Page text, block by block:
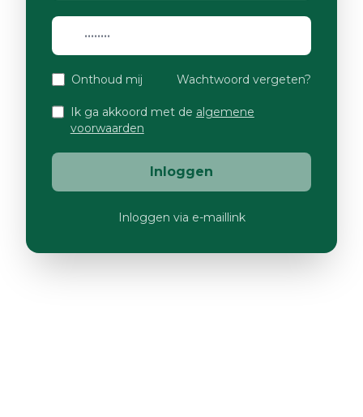
Onthoud mij Wachtwoord vergeten?
Ik ga akkoord met de algemene
voorwaarden
Inloggen
Inloggen via e-maillink